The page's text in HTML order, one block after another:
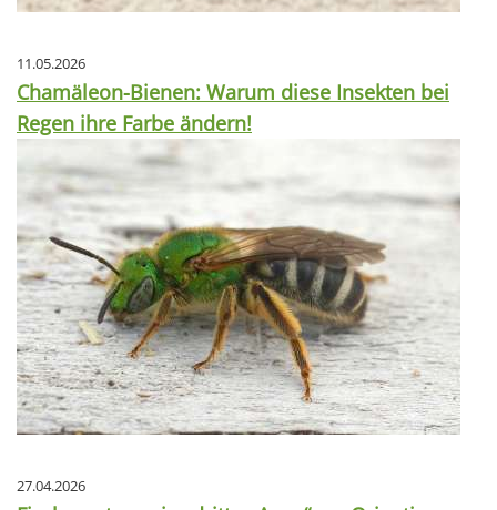
11.05.2026
Chamäleon-Bienen: Warum diese Insekten bei
Regen ihre Farbe ändern!
27.04.2026